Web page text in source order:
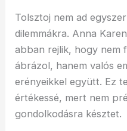
Tolsztoj nem ad
dilemmákra. Anna
abban rejlik, hogy nem
ábrázol, hanem valós
erényeikkel együtt. Ez
értékessé, mert nem
gondolkodásra késztet.